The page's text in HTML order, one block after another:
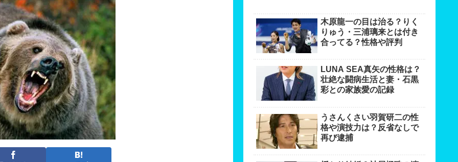
木原龍一の目は治る？りく
りゅう・三浦璃来とは付き
合ってる？性格や評判
LUNA SEA真矢の性格は？
壮絶な闘病生活と妻・石黒
彩との家族愛の記録
うさんくさい羽賀研二の性
格や演技力は？反省なしで
再び逮捕